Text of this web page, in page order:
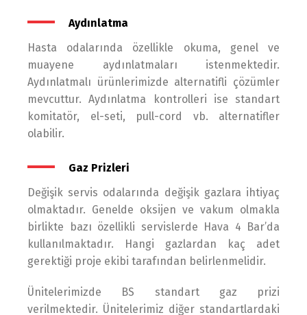
Aydınlatma
Hasta odalarında özellikle okuma, genel ve
muayene aydınlatmaları istenmektedir.
Aydınlatmalı ürünlerimizde alternatifli çözümler
mevcuttur. Aydınlatma kontrolleri ise standart
komitatör, el-seti, pull-cord vb. alternatifler
olabilir.
Gaz Prizleri
Değişik servis odalarında değişik gazlara ihtiyaç
olmaktadır. Genelde oksijen ve vakum olmakla
birlikte bazı özellikli servislerde Hava 4 Bar’da
kullanılmaktadır. Hangi gazlardan kaç adet
gerektiği proje ekibi tarafından belirlenmelidir.
Ünitelerimizde BS standart gaz prizi
verilmektedir. Ünitelerimiz diğer standartlardaki